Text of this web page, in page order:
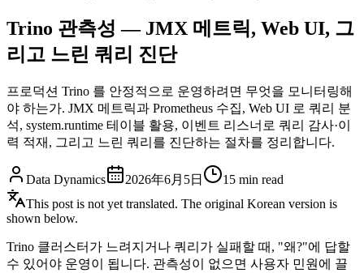
Trino 관측성 — JMX 메트릭, Web UI, 그
리고 느린 쿼리 진단
프로덕션 Trino 를 안정적으로 운영하려면 무엇을 모니터링해
야 하는가. JMX 메트릭과 Prometheus 수집, Web UI 로 쿼리 분
석, system.runtime 테이블 활용, 이벤트 리스너로 쿼리 감사·이
력 적재, 그리고 느린 쿼리를 진단하는 절차를 정리합니다.
Data Dynamics 2026年6月5日 15 min read
This post is not yet translated. The original Korean version is
shown below.
Trino 클러스터가 느려지거나 쿼리가 실패할 때, "왜?"에 답할
수 있어야 운영이 됩니다. 관측성이 없으면 사용자 민원에 끌